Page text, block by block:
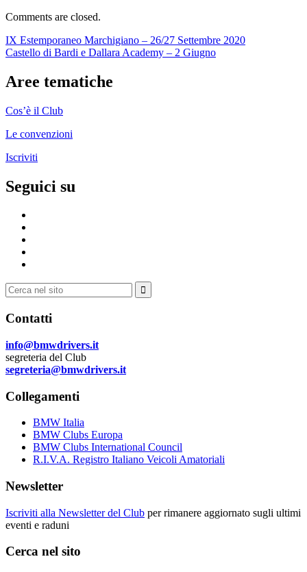
Comments are closed.
Navigazione
articoli
IX Estemporaneo Marchigiano – 26/27 Settembre 2020
Castello di Bardi e Dallara Academy – 2 Giugno
Aree tematiche
Cos’è il Club
Le convenzioni
Iscriviti
Seguici su
Cerca:
Contatti
info@bmwdrivers.it
segreteria del Club
segreteria@bmwdrivers.it
Collegamenti
BMW Italia
BMW Clubs Europa
BMW Clubs International Council
R.I.V.A. Registro Italiano Veicoli Amatoriali
Newsletter
Iscriviti alla Newsletter del Club per rimanere aggiornato sugli ultimi
eventi e raduni
Cerca nel sito